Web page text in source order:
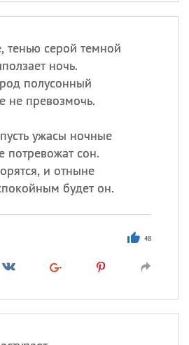
тенью серой темной
ночь.
полусонный
не превозмочь.
ужасы ночные
потревожат сон.
и отныне
будет он.
48